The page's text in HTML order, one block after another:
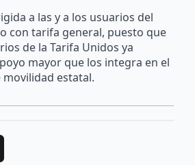
a las y a los usuarios del
con tarifa general, puesto que
de la Tarifa Unidos ya
mayor que los integra en el
estatal.